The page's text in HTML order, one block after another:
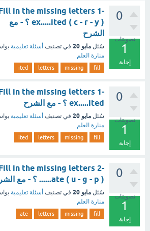
0
تصويتات
1
إجابة
in the missing letters 1-
ex.....ited ( c - r - y ) ؟ - مع
الشرح
سُئل مايو 20 في تصنيف أسئلة تعليمية
منارة العلم
fill
missing
letters
ited
0
تصويتات
1
إجابة
in the missing letters 1-
ex.....ited ؟ - مع الشرح
سُئل مايو 20 في تصنيف أسئلة تعليمية
منارة العلم
fill
missing
letters
ited
0
تصويتات
1
إجابة
in the missing letters 2-
......ate ( u - g - p ) ؟ - مع الشرح
سُئل مايو 20 في تصنيف أسئلة تعليمية
منارة العلم
fill
missing
letters
ate